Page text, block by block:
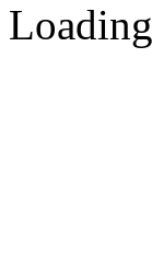
Loading